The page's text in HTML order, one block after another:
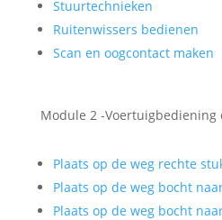
Stuurtechnieken
Ruitenwissers bedienen
Scan en oogcontact maken
Module 2 -
Plaats op de weg rechte
Plaats op de weg bocht
Plaats op de weg bocht